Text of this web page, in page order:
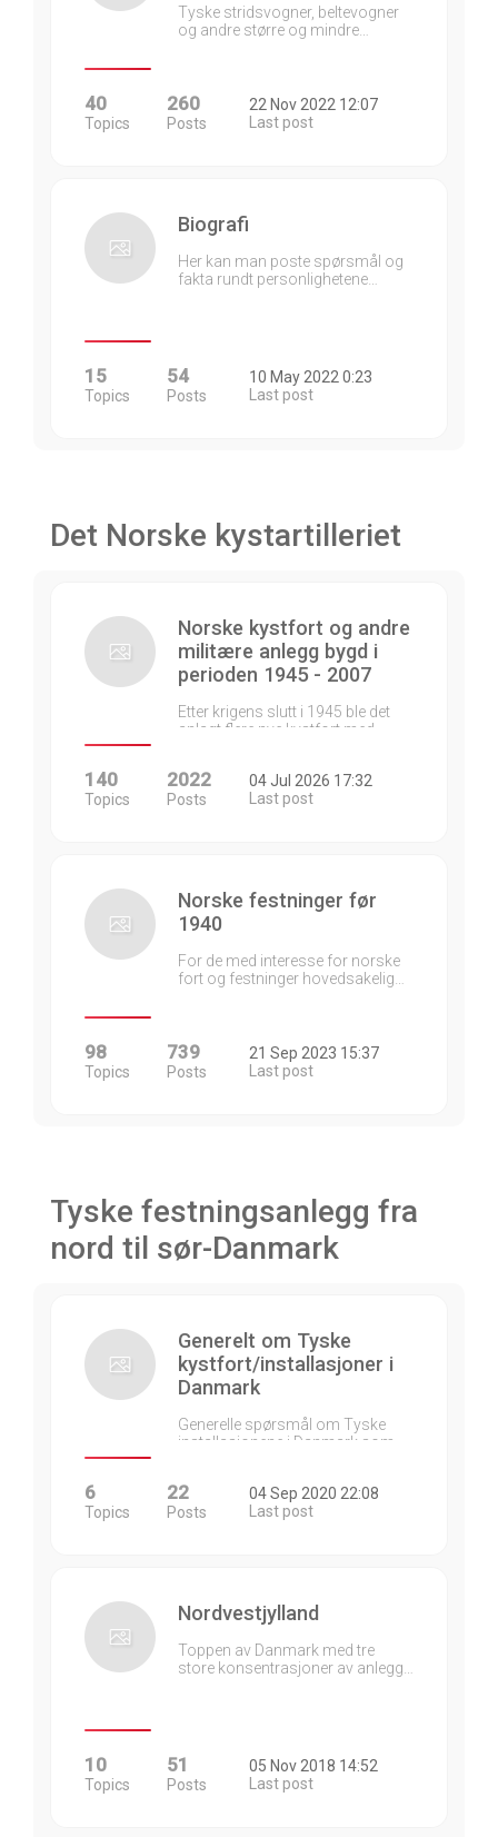
Tyske stridsvogner, beltevogner
og andre større og mindre…
40
Topics
260
Posts
22 Nov 2022 12:07
Last post
Biografi
Her kan man poste spørsmål og
fakta rundt personlighetene…
15
Topics
54
Posts
10 May 2022 0:23
Last post
Det Norske kystartilleriet
Norske kystfort og andre
militære anlegg bygd i
perioden 1945 - 2007
Etter krigens slutt i 1945 ble det
anlagt flere nye kystfort med…
140
Topics
2022
Posts
04 Jul 2026 17:32
Last post
Norske festninger før
1940
For de med interesse for norske
fort og festninger hovedsakelig…
98
Topics
739
Posts
21 Sep 2023 15:37
Last post
Tyske festningsanlegg fra
nord til sør-Danmark
Generelt om Tyske
kystfort/installasjoner i
Danmark
Generelle spørsmål om Tyske
installasjonene i Danmark som…
6
Topics
22
Posts
04 Sep 2020 22:08
Last post
Nordvestjylland
Toppen av Danmark med tre
store konsentrasjoner av anlegg…
10
Topics
51
Posts
05 Nov 2018 14:52
Last post